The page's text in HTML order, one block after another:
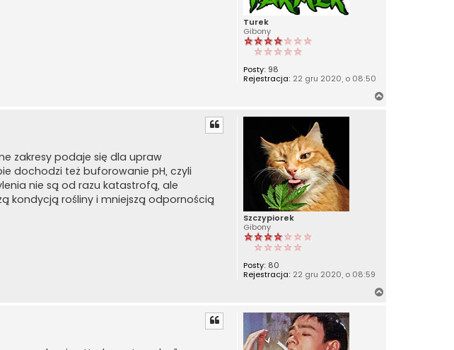
Turek
Gibony
Posty: 98
Rejestracja: 22 gru 2020, o 08:50
Szczypiorek
Gibony
Posty: 80
Rejestracja: 22 gru 2020, o 08:59
zakresy podaje się dla upraw
dochodzi też buforowanie pH, czyli
nie są od razu katastrofą, ale
kondycją rośliny i mniejszą odpornością